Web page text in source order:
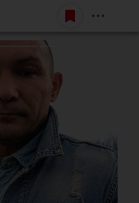
Belépés